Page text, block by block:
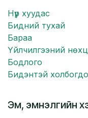
Нүүр хуудас
Бидний тухай
Бараа
Үйлчилгээний
Бодлого
Бидэнтэй
Эм, эмнэлгийн